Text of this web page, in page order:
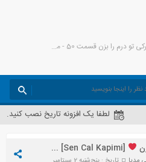
بایگانی‌های سریال ترکی تو درم را بزن قسمت 50 - مبین دانلود
لطفا یک افزونه تاریخ نصب کنید.
[Sen Cal Kapimi] + زیرنویس